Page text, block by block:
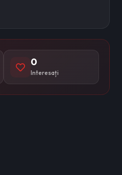
0
Interesați